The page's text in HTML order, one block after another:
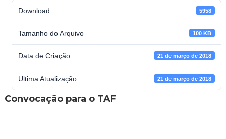
Download 5958
Tamanho do Arquivo 100 KB
Data de Criação 21 de março de 2018
Ultima Atualização 21 de março de 2018
Convocação para o TAF